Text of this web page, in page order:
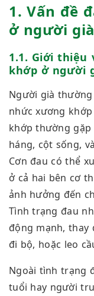
1. Vấn đề
ở người già
1.1. Giới thiệu
khớp ở người
Người già
nhức xương
khớp thường
háng, cột sống,
Cơn đau có thể
ở cả hai bên cơ
ảnh hưởng đến
Tình trạng đau
động mạnh,
đi bộ, hoặc leo
Ngoài tình trạng
tuổi hay người